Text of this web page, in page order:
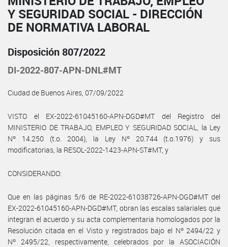
Y SEGURIDAD SOCIAL - DIRECCIÓN
DE NORMATIVA LABORAL
Disposición 807/2022
DI-2022-807-APN-DNL#MT
Ciudad de Buenos Aires, 07/09/2022
VISTO el EX-2022-61045160-APN-DGD#MT del Registro del
MINISTERIO DE TRABAJO, EMPLEO Y SEGURIDAD SOCIAL, la Ley
Nº 14.250 (t.o. 2004), la Ley Nº 20.744 (t.o.1976) y sus
modificatorias, la RESOL-2022-1423-APN-ST#MT, y
CONSIDERANDO:
Que en las páginas 5/6 de RE-2022-61038726-APN-DGD#MT del
EX-2022-61045160-APN-DGD#MT, obran las escalas salariales que
integran el acuerdo y su acta complementaria homologados por la
Resolución citada en el Visto y registrados bajo el Nº 2494/22 y
Nº 2495/22, respectivamente, celebrados por la ASOCIACIÓN